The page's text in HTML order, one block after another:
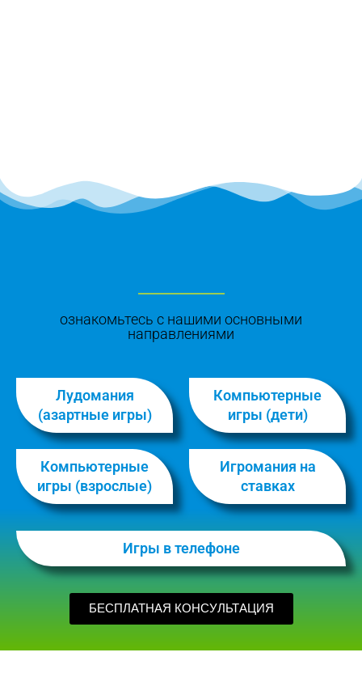
ознакомьтесь с нашими основными
направлениями
Лудомания
(азартные игры)
Компьютерные
игры (дети)
Компьютерные
игры (взрослые)
Игромания на
ставках
Игры в телефоне
БЕСПЛАТНАЯ КОНСУЛЬТАЦИЯ